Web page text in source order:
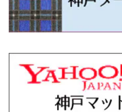
H24/5～R1/10（後期）
H24/8～H30/3 180系
カムリ
H24/5～ 160系
カローラ・クロス
カローラ・スポーツ
H13/6～H18/11 V35
H26/2～ V37
スカイライン・クロスオーバー
H11/6～H16/10 Y34
H1/6～H11/6 Y30
セレナ
H22/11～H28/9 C26
H24/12～H29/5 LA300/310
レヴォーグ
H15/6～R2/8 BN/BM/BL系
レガシィアウトバック
H15/10～ BP/BR/BS/BT系
レガシィツーリングワゴン
H20/7～30/3 CC系
ファミリア バン
H30/6～ 160系
H24/10～ MJ系
フレアクロスオーバー
H26/1～ MS系
H23/9～ LA300系
ミラ・ココア
H30/6～ LA550/560S
ムーヴ
H26/12～R5/7 LA150/160S
ムーヴキャンバス
H23/12～
H25/3～R5/11
R5/11～ MK54S・MK94S
スペーシアベース
H23/1～H27/8 MA15S
H27/8～R2/12 MA26/36/46S
ハスラー
H26/1～ MR系
H23/10～H31/4 BM20 7人乗
デリカＤ：５
R5/5～ B30系/BA系
パジェロ
H18/10～R1/8 7人乗ロング V90系
R6/3～ DG5
ZR-V
H11/6～H30/7 バン HH5・HH6
H21/12～R3/4 トラック
アコード・アコードハイブリッド
H25/6～R2/2 CR系
H30/3～ AW系
H27/4～